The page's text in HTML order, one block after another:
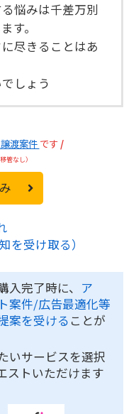
悩みは千差万別
す。
尽きることはあ
しょう
渡案件 です /
管なし）
を受け取る）
入完了時に、 ア
案件/広告最適化等
案を受ける ことが
いサービスを選択
ストいただけます